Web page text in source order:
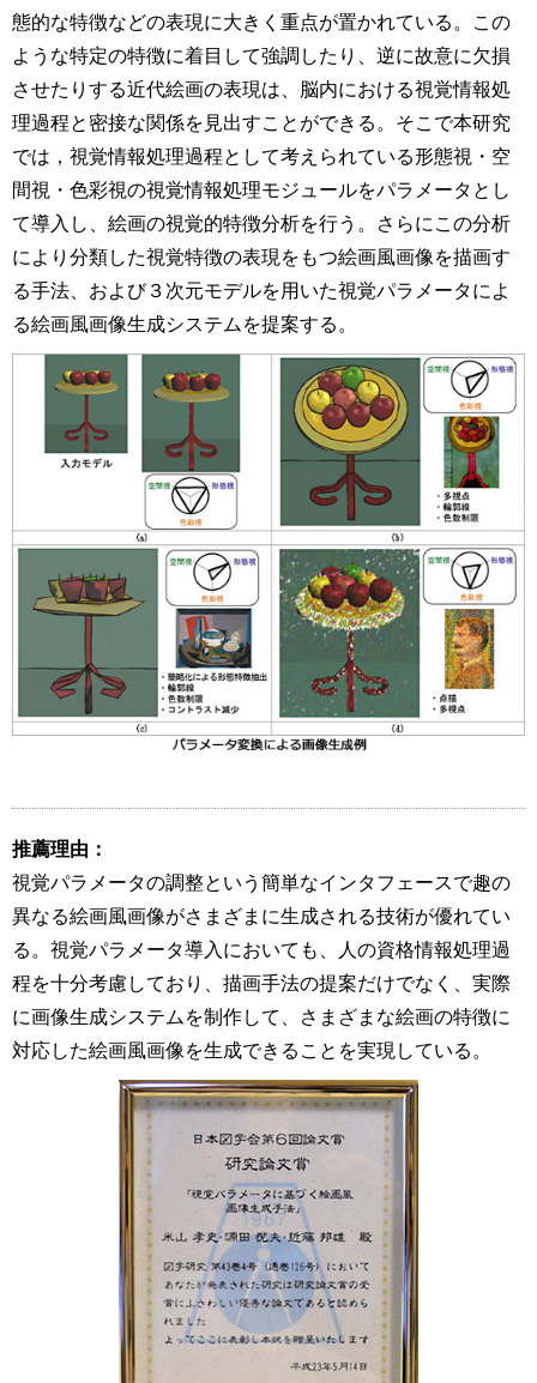
態的な特徴などの表現に大きく重点が置かれている。この
ような特定の特徴に着目して強調したり、逆に故意に欠損
させたりする近代絵画の表現は、脳内における視覚情報処
理過程と密接な関係を見出すことができる。そこで本研究
では，視覚情報処理過程として考えられている形態視・空
間視・色彩視の視覚情報処理モジュールをパラメータとし
て導入し、絵画の視覚的特徴分析を行う。さらにこの分析
により分類した視覚特徴の表現をもつ絵画風画像を描画す
る手法、および３次元モデルを用いた視覚パラメータによ
る絵画風画像生成システムを提案する。
推薦理由：
視覚パラメータの調整という簡単なインタフェースで趣の
異なる絵画風画像がさまざまに生成される技術が優れてい
る。視覚パラメータ導入においても、人の資格情報処理過
程を十分考慮しており、描画手法の提案だけでなく、実際
に画像生成システムを制作して、さまざまな絵画の特徴に
対応した絵画風画像を生成できることを実現している。